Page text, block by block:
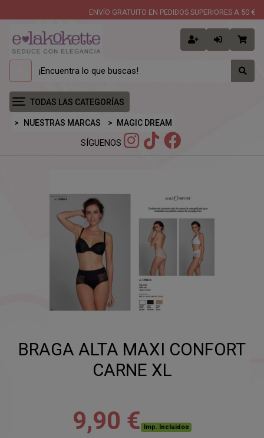
ENVÍO GRATUITO EN PEDIDOS SUPERIORES A 50 €
TODAS LAS CATEGORÍAS
NUESTRAS MARCAS MAGIC DREAM
SÍGUENOS
BRAGA ALTA MAXI CONFORT
CARNE XL
9,90 € Imp. Incluidos